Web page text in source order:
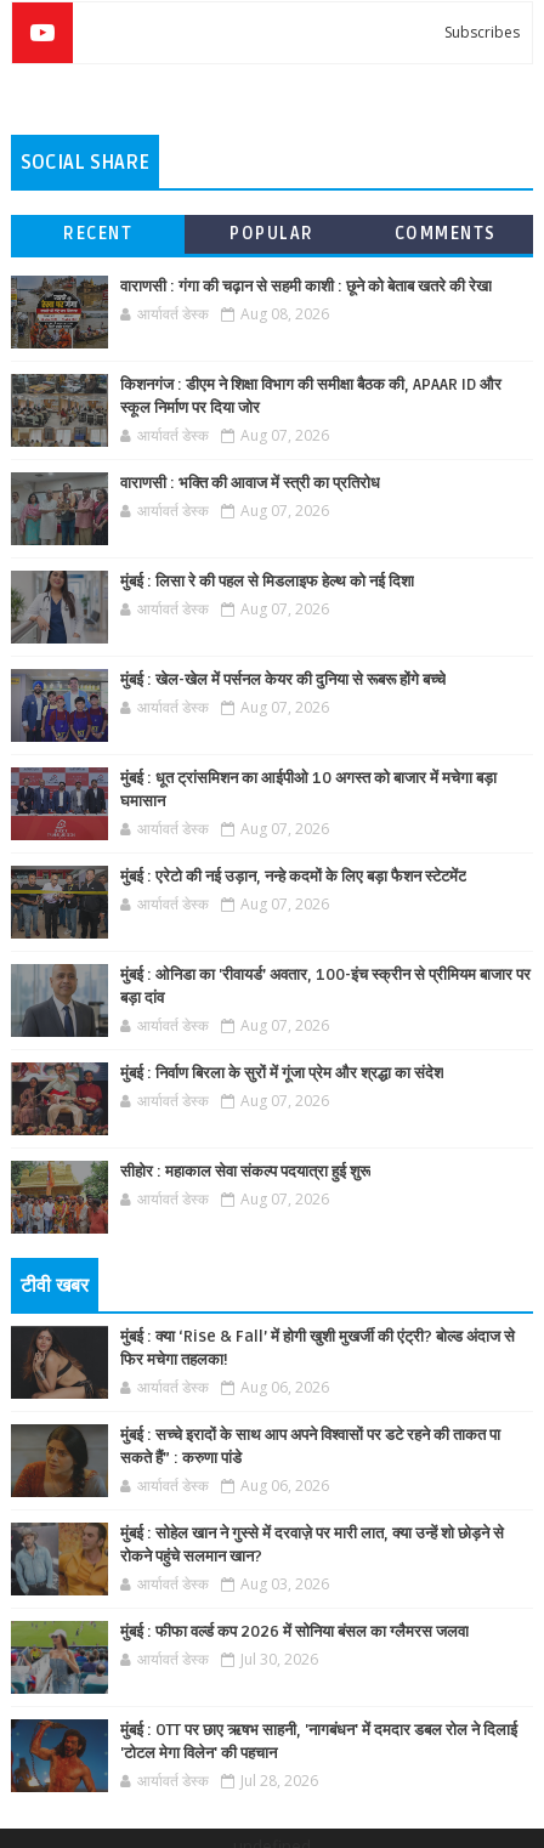
Subscribes
SOCIAL SHARE
RECENT POPULAR COMMENTS
वाराणसी : गंगा की चढ़ान से सहमी काशी : छूने को बेताब खतरे की रेखा
आर्यावर्त डेस्क Aug 08, 2026
किशनगंज : डीएम ने शिक्षा विभाग की समीक्षा बैठक की, APAAR ID और
स्कूल निर्माण पर दिया जोर
आर्यावर्त डेस्क Aug 07, 2026
वाराणसी : भक्ति की आवाज में स्त्री का प्रतिरोध
आर्यावर्त डेस्क Aug 07, 2026
मुंबई : लिसा रे की पहल से मिडलाइफ हेल्थ को नई दिशा
आर्यावर्त डेस्क Aug 07, 2026
मुंबई : खेल-खेल में पर्सनल केयर की दुनिया से रूबरू होंगे बच्चे
आर्यावर्त डेस्क Aug 07, 2026
मुंबई : धूत ट्रांसमिशन का आईपीओ 10 अगस्त को बाजार में मचेगा बड़ा
घमासान
आर्यावर्त डेस्क Aug 07, 2026
मुंबई : एरेटो की नई उड़ान, नन्हे कदमों के लिए बड़ा फैशन स्टेटमेंट
आर्यावर्त डेस्क Aug 07, 2026
मुंबई : ओनिडा का 'रीवायर्ड’ अवतार, 100-इंच स्क्रीन से प्रीमियम बाजार पर
बड़ा दांव
आर्यावर्त डेस्क Aug 07, 2026
मुंबई : निर्वाण बिरला के सुरों में गूंजा प्रेम और श्रद्धा का संदेश
आर्यावर्त डेस्क Aug 07, 2026
सीहोर : महाकाल सेवा संकल्प पदयात्रा हुई शुरू
आर्यावर्त डेस्क Aug 07, 2026
टीवी खबर
मुंबई : क्या ‘Rise & Fall’ में होगी खुशी मुखर्जी की एंट्री? बोल्ड अंदाज से
फिर मचेगा तहलका!
आर्यावर्त डेस्क Aug 06, 2026
मुंबई : सच्चे इरादों के साथ आप अपने विश्वासों पर डटे रहने की ताकत पा
सकते हैं” : करुणा पांडे
आर्यावर्त डेस्क Aug 06, 2026
मुंबई : सोहेल खान ने गुस्से में दरवाज़े पर मारी लात, क्या उन्हें शो छोड़ने से
रोकने पहुंचे सलमान खान?
आर्यावर्त डेस्क Aug 03, 2026
मुंबई : फीफा वर्ल्ड कप 2026 में सोनिया बंसल का ग्लैमरस जलवा
आर्यावर्त डेस्क Jul 30, 2026
मुंबई : OTT पर छाए ऋषभ साहनी, 'नागबंधन' में दमदार डबल रोल ने दिलाई
'टोटल मेगा विलेन' की पहचान
आर्यावर्त डेस्क Jul 28, 2026